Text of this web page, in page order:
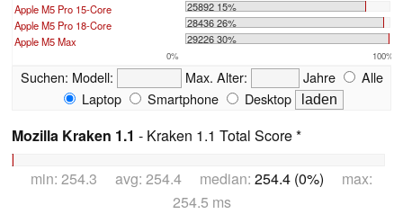
Apple M5 Pro 15-Core
25892 15%
Apple M5 Pro 18-Core
28436 26%
Apple M5 Max
29226 30%
0% 100%
Suchen: Modell: Max. Alter: Jahre
Alle
Laptop
Smartphone Desktop
Mozilla Kraken 1.1 - Kraken 1.1 Total Score *
min: 254.3 avg: 254.4 median: 254.4 (0%) max:
254.5 ms